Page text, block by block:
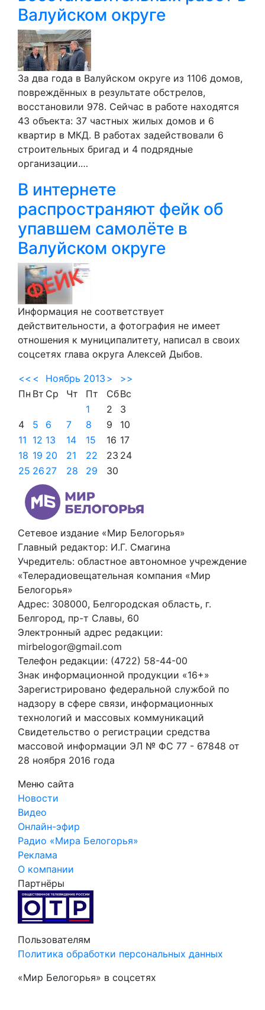
Валуйском округе
За два года в Валуйском округе из 1106 домов,
повреждённых в результате обстрелов,
восстановили 978. Сейчас в работе находятся
43 объекта: 37 частных жилых домов и 6
квартир в МКД. В работах задействовали 6
строительных бригад и 4 подрядные
организации.…
В интернете
распространяют фейк об
упавшем самолёте в
Валуйском округе
Информация не соответствует
действительности, а фотография не имеет
отношения к муниципалитету, написал в своих
соцсетях глава округа Алексей Дыбов.
<< < Ноябрь 2013 >
>>
Пн Вт Ср Чт Пт СбВс
1
2
3
4
5 6 7 8 9
10
11 12 13 14 15 16 17
18 19 20 21 22 23 24
25 26 27 28 29 30
Сетевое издание «Мир Белогорья»
Главный редактор: И.Г. Смагина
Учредитель: областное автономное учреждение
«Телерадиовещательная компания «Мир
Белогорья»
Адрес: 308000, Белгородская область, г.
Белгород, пр-т Славы, 60
Электронный адрес редакции:
mirbelogor@gmail.com
Телефон редакции: (4722) 58-44-00
Знак информационной продукции «16+»
Зарегистрировано федеральной службой по
надзору в сфере связи, информационных
технологий и массовых коммуникаций
Свидетельство о регистрации средства
массовой информации ЭЛ № ФС 77 - 67848 от
28 ноября 2016 года
Меню сайта
Новости
Видео
Онлайн-эфир
Радио «Мира Белогорья»
Реклама
О компании
Партнёры
Пользователям
Политика обработки персональных данных
«Мир Белогорья» в соцсетях